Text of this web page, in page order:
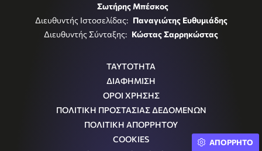
Σωτήρης Μπέσκος
Διευθυντής Ιστοσελίδας: Παναγιώτης Ευθυμιάδης
Διευθυντής Σύνταξης: Κώστας Σαρρηκώστας
ΤΑΥΤΟΤΗΤΑ
ΔΙΑΦΗΜΙΣΗ
ΟΡΟΙ ΧΡΗΣΗΣ
ΠΟΛΙΤΙΚΗ ΠΡΟΣΤΑΣΙΑΣ ΔΕΔΟΜΕΝΩΝ
ΠΟΛΙΤΙΚΗ ΑΠΟΡΡΗΤΟΥ
COOKIES
ΑΠΟΡΡΗΤΟ